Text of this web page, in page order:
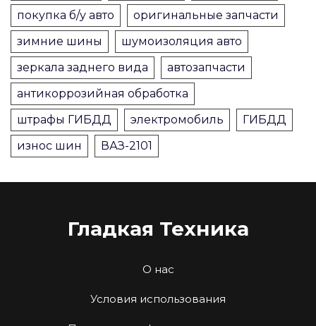
покупка б/у авто
оригинальные запчасти
зимние шины
шумоизоляция авто
зеркала заднего вида
автозапчасти
антикоррозийная обработка
штрафы ГИБДД
электромобиль
ГИБДД
износ шин
ВАЗ-2101
Гладкая Техника
О нас
Условия использования